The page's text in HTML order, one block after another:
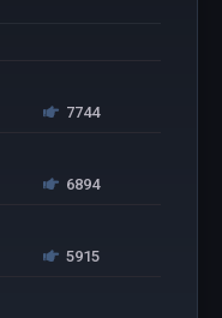
7744
6894
5915